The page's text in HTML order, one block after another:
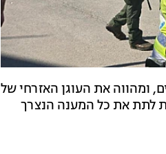
ומהווה את העוגן האזרחי של
לתת את כל המענה הנצרך